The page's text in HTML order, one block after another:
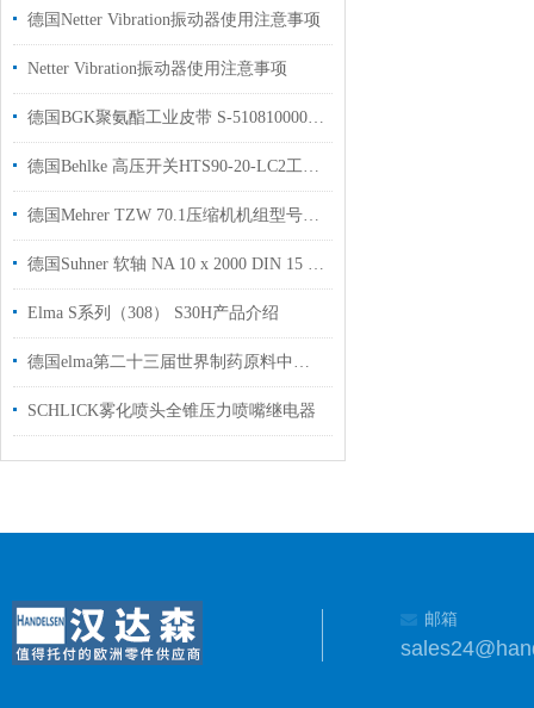
德国Netter Vibration振动器使用注意事项
Netter Vibration振动器使用注意事项
德国BGK聚氨酯工业皮带 S-510810000086耐磨性好用于运输散装货物等
德国Behlke 高压开关HTS90-20-LC2工厂现货授权代理
德国Mehrer TZW 70.1压缩机机组型号介绍
德国Suhner 软轴 NA 10 x 2000 DIN 15 / G 28 技术资料工厂现货
Elma S系列（308） S30H产品介绍
德国elma第二十三届世界制药原料中国展参展信息
SCHLICK雾化喷头全锥压力喷嘴继电器
邮箱